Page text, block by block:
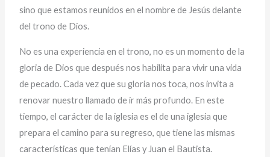
sino que estamos reunidos en el nombre de Jesús delante
del trono de Dios.
No es una experiencia en el trono, no es un momento de la
gloria de Dios que después nos habilita para vivir una vida
de pecado. Cada vez que su gloria nos toca, nos invita a
renovar nuestro llamado de ir más profundo. En este
tiempo, el carácter de la iglesia es el de una iglesia que
prepara el camino para su regreso, que tiene las mismas
características que tenían Elías y Juan el Bautista.